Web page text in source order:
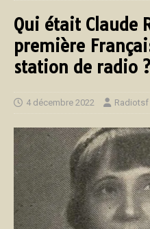
Qui était Claude
première
station de radio ?
4 décembre 2022 Radiotsf